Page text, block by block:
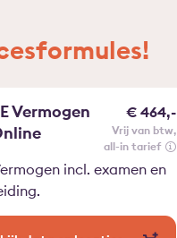
Vermogen
€ 464,-
vrij van btw
all-in tarief
incl. examen en